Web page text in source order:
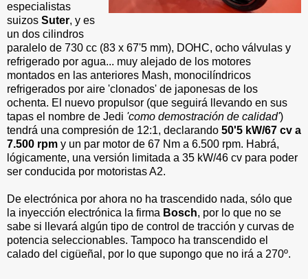
especialistas
suizos Suter, y es
un dos cilindros
paralelo de 730 cc (83 x 67'5 mm), DOHC, ocho válvulas y
refrigerado por agua... muy alejado de los motores
montados en las anteriores Mash, monocilíndricos
refrigerados por aire 'clonados' de japonesas de los
ochenta. El nuevo propulsor (que seguirá llevando en sus
tapas el nombre de Jedi 'como demostración de calidad')
tendrá una compresión de 12:1, declarando 50'5 kW/67 cv a
7.500 rpm y un par motor de 67 Nm a 6.500 rpm. Habrá,
lógicamente, una versión limitada a 35 kW/46 cv para poder
ser conducida por motoristas A2.
De electrónica por ahora no ha trascendido nada, sólo que
la inyección electrónica la firma Bosch, por lo que no se
sabe si llevará algún tipo de control de tracción y curvas de
potencia seleccionables. Tampoco ha transcendido el
calado del cigüeñal, por lo que supongo que no irá a 270º.